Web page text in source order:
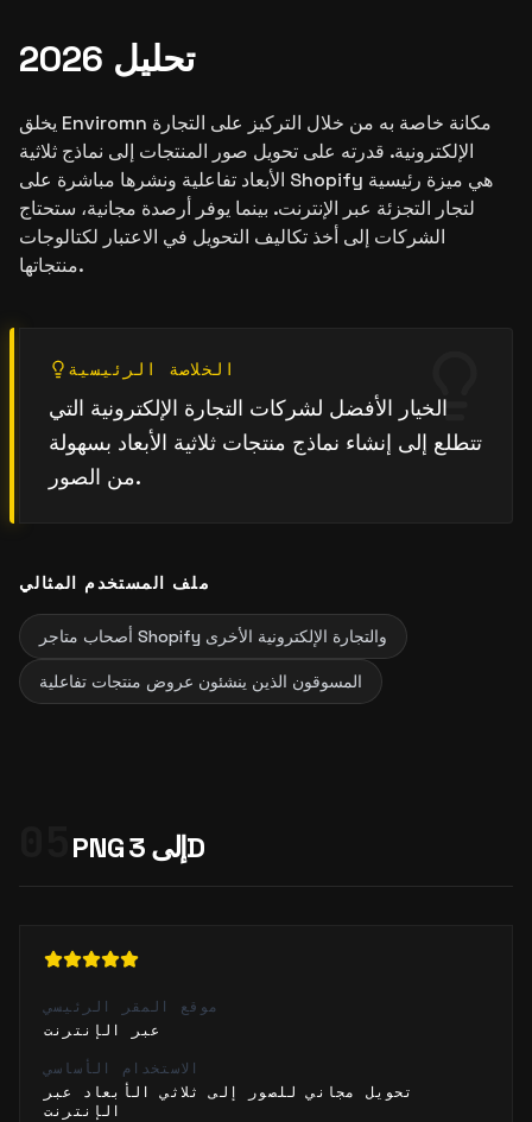
تحليل 2026
يخلق Enviromn مكانة خاصة به من خلال التركيز على التجارة
الإلكترونية. قدرته على تحويل صور المنتجات إلى نماذج ثلاثية
الأبعاد تفاعلية ونشرها مباشرة على Shopify هي ميزة رئيسية
لتجار التجزئة عبر الإنترنت. بينما يوفر أرصدة مجانية، ستحتاج
الشركات إلى أخذ تكاليف التحويل في الاعتبار لكتالوجات
منتجاتها.
الخلاصة الرئيسية
الخيار الأفضل لشركات التجارة الإلكترونية التي
تتطلع إلى إنشاء نماذج منتجات ثلاثية الأبعاد بسهولة
من الصور.
ملف المستخدم المثالي
أصحاب متاجر Shopify والتجارة الإلكترونية الأخرى
المسوقون الذين ينشئون عروض منتجات تفاعلية
PNG إلى 3D
موقع المقر الرئيسي
عبر الإنترنت
الاستخدام الأساسي
تحويل مجاني للصور إلى ثلاثي الأبعاد عبر
الإنترنت